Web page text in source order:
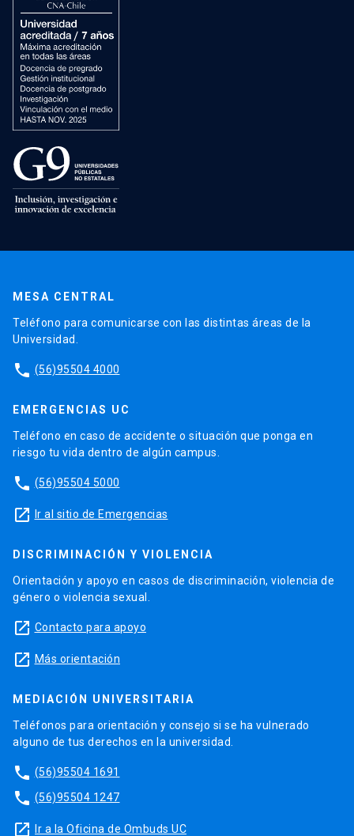
MESA CENTRAL
Teléfono para comunicarse con las distintas áreas de la
Universidad.
phone (56)95504 4000
EMERGENCIAS UC
Teléfono en caso de accidente o situación que ponga en
riesgo tu vida dentro de algún campus.
phone (56)95504 5000
launch Ir al sitio de Emergencias
DISCRIMINACIÓN Y VIOLENCIA
Orientación y apoyo en casos de discriminación, violencia de
género o violencia sexual.
launch Contacto para apoyo
launch Más orientación
MEDIACIÓN UNIVERSITARIA
Teléfonos para orientación y consejo si se ha vulnerado
alguno de tus derechos en la universidad.
phone (56)95504 1691
phone (56)95504 1247
launch Ir a la Oficina de Ombuds UC